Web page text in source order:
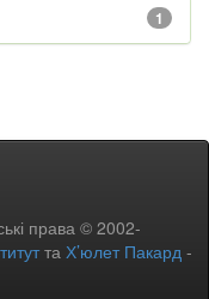
1
права © 2002-
та Х’юлет Пакард -